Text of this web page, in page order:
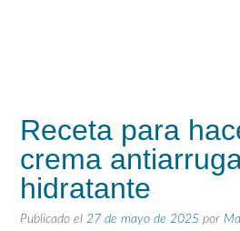
Receta para
crema
hidratante
Publicado el 27 de mayo de 2025 por